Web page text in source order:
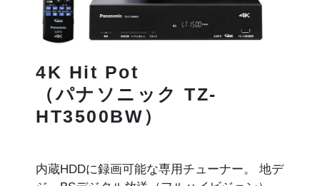
4K Hit Pot
（パナソニック TZ-
HT3500BW）
内蔵HDDに録画可能な専用チューナー。 地デ